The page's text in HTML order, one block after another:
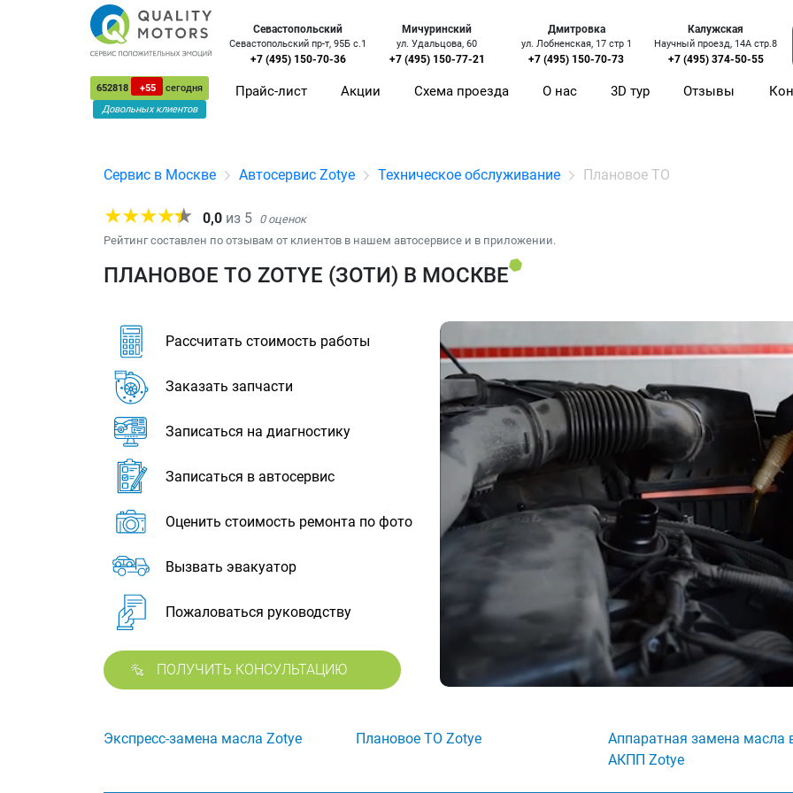
652818 +55
сегодня
Довольных клиентов
Севастопольский
Севастопольский пр-т, 95Б с.1
+7 (495) 150-70-36
Мичуринский
ул. Удальцова, 60
+7 (495) 150-77-21
Дмитровка
ул. Лобненская, 17 стр 1
+7 (495) 150-70-73
Калужская
Научный проезд, 14А стр.8
+7 (495) 374-50-55
Прайс-лист Акции Схема проезда О нас 3D тур Отзывы
Сервис в Москве Автосервис Zotye Техническое обслуживание Плановое ТО
0,0 из 5 0оценок
Рейтинг составлен по отзывам от клиентов в нашем автосервисе и в приложении.
ПЛАНОВОЕ ТО ZOTYE (ЗОТИ) В МОСКВЕ
Рассчитать стоимость работы
Заказать запчасти
Записаться на диагностику
Записаться в автосервис
Оценить стоимость ремонта по фото
Вызвать эвакуатор
Пожаловаться руководству
ПОЛУЧИТЬ КОНСУЛЬТАЦИЮ
Экспресс-замена масла Zotye Плановое ТО Zotye
Аппаратная замена масла
АКПП Zotye